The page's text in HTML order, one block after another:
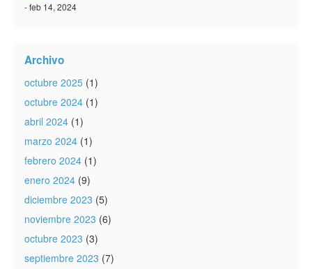
- feb 14, 2024
Archivo
octubre 2025 (1)
octubre 2024 (1)
abril 2024 (1)
marzo 2024 (1)
febrero 2024 (1)
enero 2024 (9)
diciembre 2023 (5)
noviembre 2023 (6)
octubre 2023 (3)
septiembre 2023 (7)